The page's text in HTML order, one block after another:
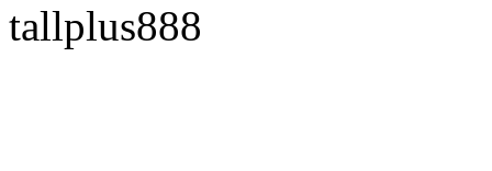
tallplus888